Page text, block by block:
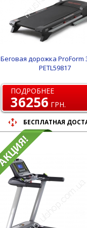
Беговая дорожка ProForm
PETL59817
ПОДРОБНЕЕ
36256 ГРН.
БЕСПЛАТНАЯ